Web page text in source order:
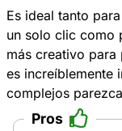
Es ideal tanto
un solo clic como
más creativo
es increíblemente
complejos
Pros